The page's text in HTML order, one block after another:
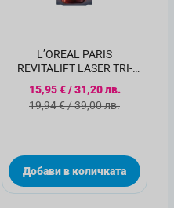
L’OREAL PARIS
REVITALIFT LASER TRI-
корекция на признаци на
стареене, 30мл
Специална цена
15,95 €/31,20 лв.
Стандартна цена
19,94 €/39,00 лв.
Добави в количката